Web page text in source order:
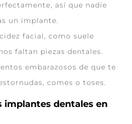
así que nadie
un implante.
facial, como suele
faltan piezas dentales.
embarazosos de que te
comes o toses.
implantes dentales en